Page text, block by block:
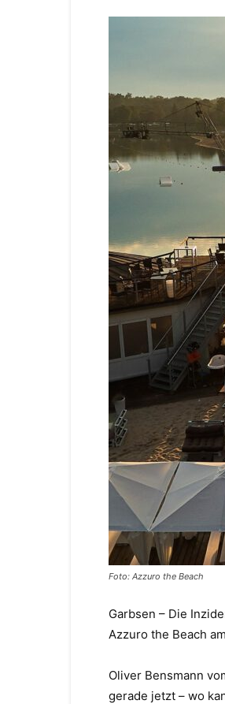
Foto: Azzuro the Beach
Garbsen – Die
Azzuro the Beach
Oliver Bensmann
gerade jetzt – wo